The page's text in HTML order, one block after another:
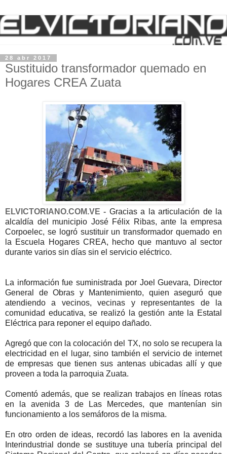
28 abr 2017
Sustituido transformador quemado en
Hogares CREA Zuata
ELVICTORIANO.COM.VE - Gracias a la articulación de la
alcaldía del municipio José Félix Ribas, ante la empresa
Corpoelec, se logró sustituir un transformador quemado en
la Escuela Hogares CREA, hecho que mantuvo al sector
durante varios sin días sin el servicio eléctrico.
La información fue suministrada por Joel Guevara, Director
General de Obras y Mantenimiento, quien aseguró que
atendiendo a vecinos, vecinas y representantes de la
comunidad educativa, se realizó la gestión ante la Estatal
Eléctrica para reponer el equipo dañado.
Agregó que con la colocación del TX, no solo se recupera la
electricidad en el lugar, sino también el servicio de internet
de empresas que tienen sus antenas ubicadas allí y que
proveen a toda la parroquia Zuata.
Comentó además, que se realizan trabajos en líneas rotas
en la avenida 3 de Las Mercedes, que mantenían sin
funcionamiento a los semáforos de la misma.
En otro orden de ideas, recordó las labores en la avenida
Interindustrial donde se sustituye una tubería principal del